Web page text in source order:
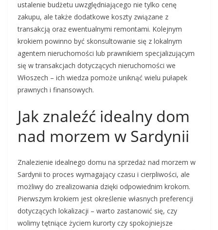
ustalenie budżetu uwzględniającego nie tylko cenę
zakupu, ale także dodatkowe koszty związane z
transakcją oraz ewentualnymi remontami. Kolejnym
krokiem powinno być skonsultowanie się z lokalnym
agentem nieruchomości lub prawnikiem specjalizującym
się w transakcjach dotyczących nieruchomości we
Włoszech – ich wiedza pomoże uniknąć wielu pułapek
prawnych i finansowych.
Jak znaleźć idealny dom
nad morzem w Sardynii
Znalezienie idealnego domu na sprzedaż nad morzem w
Sardynii to proces wymagający czasu i cierpliwości, ale
możliwy do zrealizowania dzięki odpowiednim krokom.
Pierwszym krokiem jest określenie własnych preferencji
dotyczących lokalizacji – warto zastanowić się, czy
wolimy tętniące życiem kurorty czy spokojniejsze